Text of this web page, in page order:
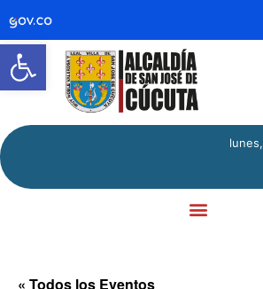
Abrir barra de
« Todos los Eventos